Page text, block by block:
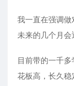
我一直在强调
未来的几个月会
目前带的一千
花板高，长久